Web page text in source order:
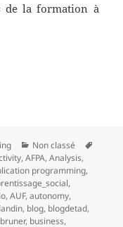
de la formation à
Catégories
Non classé
,AFPA,Analysis,
programming,
,
,AUF,autonomy,
, blog, blogdetad,
bruner, business,